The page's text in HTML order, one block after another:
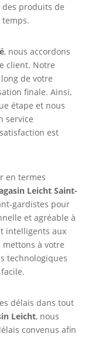
produits de
, nous accordons
client. Notre
de votre
finale. Ainsi,
étape et nous
service
est
en termes
Leicht Saint-
gardistes pour
et agréable à
intelligents aux
mettons à votre
technologiques
délais dans tout
Leicht, nous
convenus afin